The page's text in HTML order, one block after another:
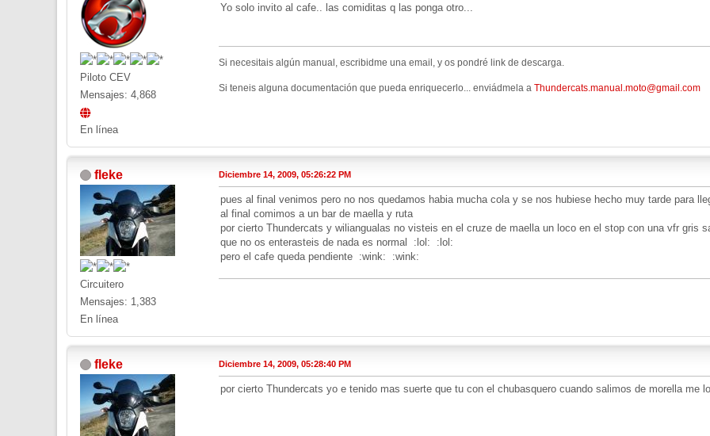
Piloto CEV
Mensajes: 4,868
En línea
Yo solo invito al cafe.. las comiditas q las ponga otro...
Si necesitais algún manual, escribidme una email, y os pondré link de descarga.
Si teneis alguna documentación que pueda enriquecerlo... enviádmela a Thundercats.manual.moto@gmail.com
fleke
Circuitero
Mensajes: 1,383
En línea
Diciembre 14, 2009, 05:26:22 PM
pues al final venimos pero no nos quedamos habia mucha cola y se nos hubiese hecho muy tarde para
al final comimos a un bar de maella y ruta
por cierto Thundercats y wiliangualas no visteis en el cruze de maella un loco en el stop con una vfr gris
que no os enterasteis de nada es normal :lol: :lol:
pero el cafe queda pendiente :wink: :wink:
fleke Diciembre 14, 2009, 05:28:40 PM
por cierto Thundercats yo e tenido mas suerte que tu con el chubasquero cuando salimos de morella me